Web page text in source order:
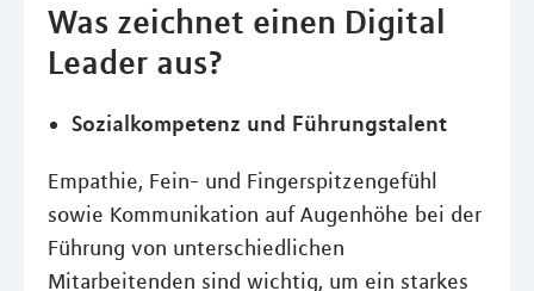
Was zeichnet einen Digital
Leader aus?
Sozialkompetenz und Führungstalent
Empathie, Fein- und Fingerspitzengefühl
sowie Kommunikation auf Augenhöhe bei der
Führung von unterschiedlichen
Mitarbeitenden sind wichtig, um ein starkes